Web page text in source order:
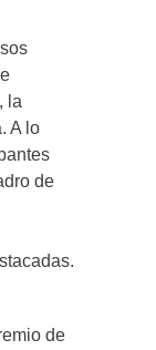
la
A lo
de
de